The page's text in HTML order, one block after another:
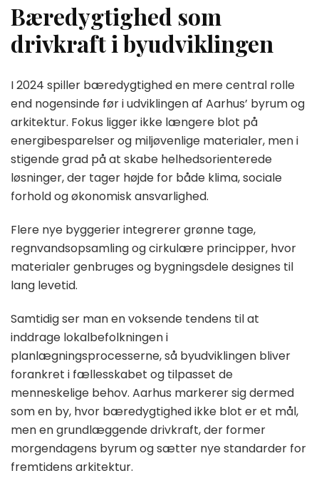
Bæredygtighed som
drivkraft i byudviklingen
I 2024 spiller bæredygtighed en mere central rolle
end nogensinde før i udviklingen af Aarhus’ byrum og
arkitektur. Fokus ligger ikke længere blot på
energibesparelser og miljøvenlige materialer, men i
stigende grad på at skabe helhedsorienterede
løsninger, der tager højde for både klima, sociale
forhold og økonomisk ansvarlighed.
Flere nye byggerier integrerer grønne tage,
regnvandsopsamling og cirkulære principper, hvor
materialer genbruges og bygningsdele designes til
lang levetid.
Samtidig ser man en voksende tendens til at
inddrage lokalbefolkningen i
planlægningsprocesserne, så byudviklingen bliver
forankret i fællesskabet og tilpasset de
menneskelige behov. Aarhus markerer sig dermed
som en by, hvor bæredygtighed ikke blot er et mål,
men en grundlæggende drivkraft, der former
morgendagens byrum og sætter nye standarder for
fremtidens arkitektur.